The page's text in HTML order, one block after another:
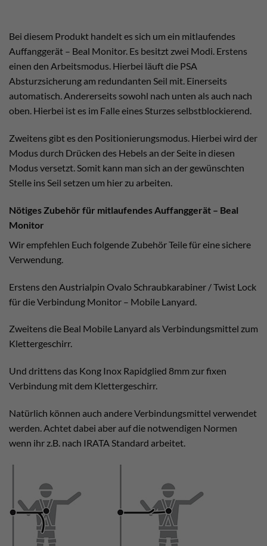
Bei diesem Produkt handelt es sich um ein mitlaufendes
Auffanggerät – Beal Monitor. Es besitzt zwei Modi. Erstens
einen den Arbeitsmodus. Hierbei läuft die PSA
Absturzsicherung am redundanten Seil mit. Einerseits
automatisch. Andererseits sowohl nach unten als auch nach
oben. Hierbei ist es im Falle eines Sturzes selbstblockierend.
Zweitens gibt es den Positionierungsmodus. Hierbei wird der
Modus durch Drücken des Hebels an der Seite in diesen
Modus versetzt. Somit kann man sich an der gewünschten
Stelle ins Seil setzen um hier zu arbeiten.
Nötiges Zubehör für mitlaufendes Auffanggerät – Beal
Monitor
Wir empfehlen Euch folgende Zubehör Teile für eine sichere
Verwendung.
Erstens den Austrialpin Ovalo Schraubkarabiner / Twist Lock
für die Verbindung Monitor – Mobile Lanyard.
Zweitens die Beal Mobile Lanyard als Verbindungsmittel zum
Klettergeschirr.
Und drittens das Kong Inox Rapidglied 8mm zur fixen
Verbindung mit dem Klettergeschirr.
Natürlich können auch andere Verbindungsmittel verwendet
werden. Achtet dabei aber auf die notwendigen Normen
wenn ihr z.B. nach IRATA Standard arbeitet.